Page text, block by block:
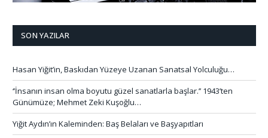
SON YAZILAR
Hasan Yiğit’in, Baskıdan Yüzeye Uzanan Sanatsal Yolculuğu…
‘’İnsanın insan olma boyutu güzel sanatlarla başlar.’’ 1943’ten
Günümüze; Mehmet Zeki Kuşoğlu…
Yiğit Aydın’ın Kaleminden: Baş Belaları ve Başyapıtları